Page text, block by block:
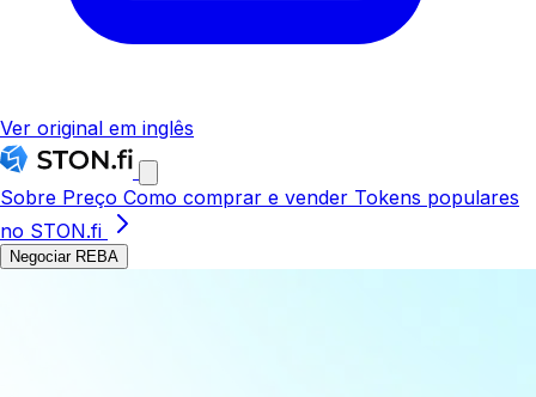
Ver original em inglês
Sobre Preço Como comprar e vender Tokens populares
no STON.fi
Negociar REBA